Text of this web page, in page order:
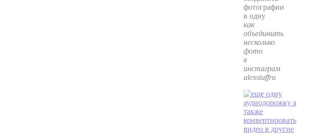
как
объединить
несколько
фото
в
инстаграм
alexstuffru